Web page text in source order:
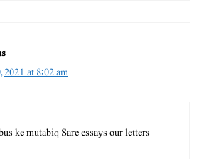
2021 at 8:02 am
ke mutabiq Sare essays our letters